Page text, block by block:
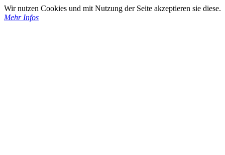
Wir nutzen Cookies und mit Nutzung der Seite akzeptieren sie diese.
Mehr Infos